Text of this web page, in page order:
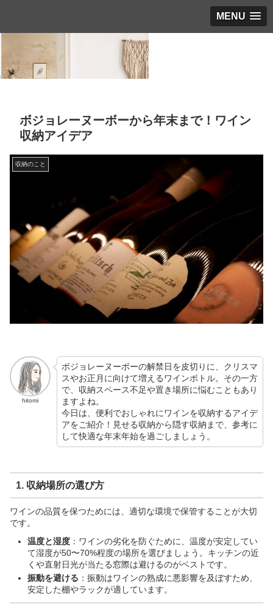
MENU
ボジョレーヌーボーから年末まで！ワイン
収納アイデア
収納のこと
hitomi
ボジョレーヌーボーの解禁日を皮切りに、クリスマ
スやお正月に向けて増えるワインボトル。その一方
で、収納スペース不足や置き場所に悩むこともあり
ますよね。
今日は、便利でおしゃれにワインを収納するアイデ
アをご紹介！見せる収納から隠す収納まで、参考に
して快適な年末年始を過ごしましょう。
1. 収納場所の選び方
ワインの品質を保つためには、適切な環境で保管することが大切
です。
温度と湿度：ワインの劣化を防ぐために、温度が安定してい
て湿度が50〜70%程度の場所を選びましょう。キッチンの近
くや直射日光が当たる窓際は避けるのがベストです。
振動を避ける ：振動はワインの熟成に悪影響を及ぼすため、
安定した棚やラックが適しています。